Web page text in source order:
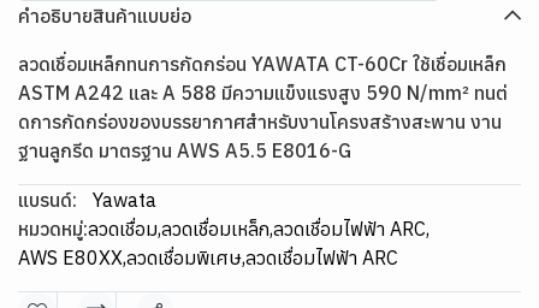
คำอธิบายสินค้าแบบย่อ
ลวดเชื่อมเหล็กทนการกัดกร่อน YAWATA CT-60Cr ใช้เชื่อมเหล็ก
ASTM A242 และ A 588 มีความแข็งแรงสูง 590 N/mm² ทนต่
ดการกัดกร่องของบรรยากาศสำหรับงานโครงสร้างสะพาน งาน
ฐานลูกรีด มาตรฐาน AWS A5.5 E8016-G
แบรนด์:
Yawata
หมวดหมู่:ลวดเชื่อม,ลวดเชื่อมเหล็ก,ลวดเชื่อมไฟฟ้า ARC,
AWS E80XX,ลวดเชื่อมพิเศษ,ลวดเชื่อมไฟฟ้า ARC